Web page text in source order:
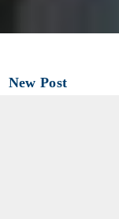
New Post